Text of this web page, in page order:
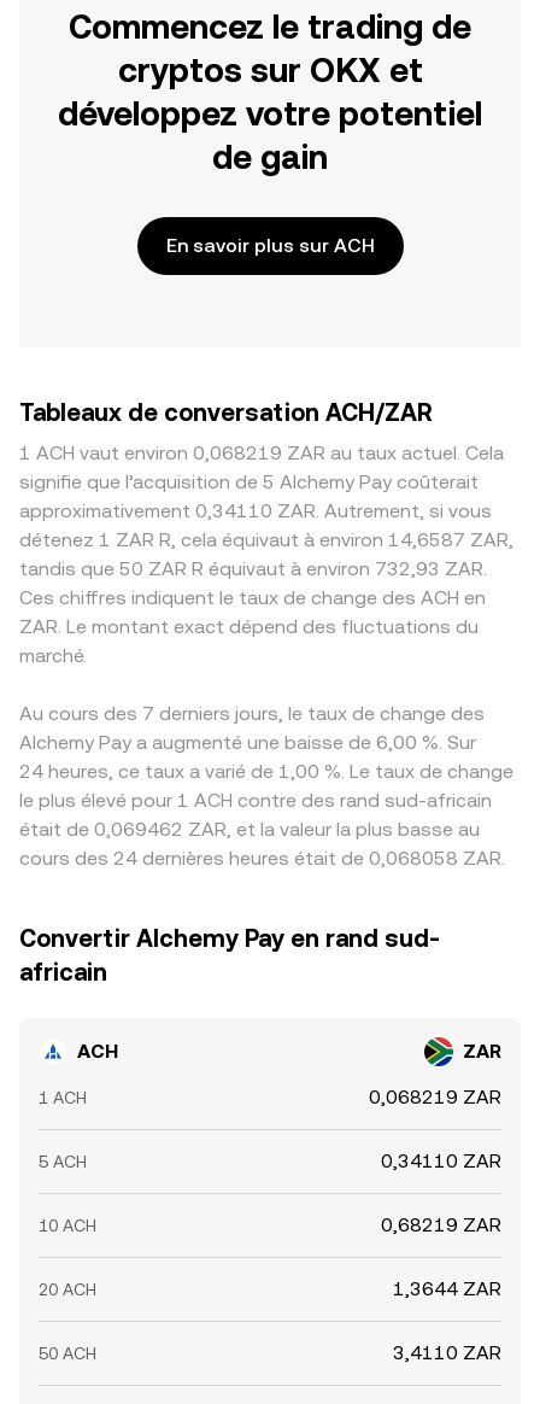
Commencez le trading de
cryptos sur OKX et
développez votre potentiel
de gain
En savoir plus sur ACH
Tableaux de conversation ACH/ZAR
1 ACH vaut environ 0,068219 ZAR au taux actuel. Cela
signifie que l’acquisition de 5 Alchemy Pay coûterait
approximativement 0,34110 ZAR. Autrement, si vous
détenez 1 ZAR R, cela équivaut à environ 14,6587 ZAR,
tandis que 50 ZAR R équivaut à environ 732,93 ZAR.
Ces chiffres indiquent le taux de change des ACH en
ZAR. Le montant exact dépend des fluctuations du
marché.
Au cours des 7 derniers jours, le taux de change des
Alchemy Pay a augmenté une baisse de 6,00 %. Sur
24 heures, ce taux a varié de 1,00 %. Le taux de change
le plus élevé pour 1 ACH contre des rand sud-africain
était de 0,069462 ZAR, et la valeur la plus basse au
cours des 24 dernières heures était de 0,068058 ZAR.
Convertir Alchemy Pay en rand sud-
africain
ACH ZAR
1 ACH 0,068219 ZAR
5 ACH 0,34110 ZAR
10 ACH 0,68219 ZAR
20 ACH 1,3644 ZAR
50 ACH 3,4110 ZAR